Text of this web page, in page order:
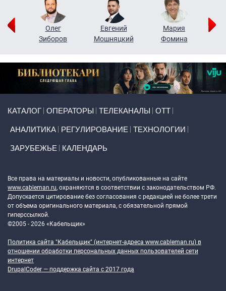
Олег
Зиборов
Евгений
Мошняцкий
Мария
Фомина
КАТАЛОГ ОПЕРАТОРЫ ТЕЛЕКАНАЛЫ ОТТ
АНАЛИТИКА РЕГУЛИРОВАНИЕ ТЕХНОЛОГИИ
ЗАРУБЕЖЬЕ КАЛЕНДАРЬ
Все права на материалы и новости, опубликованные на сайте
www.cableman.ru, охраняются в соответствии с законодательством РФ.
Допускается цитирование без согласования с редакцией не более трети
от объема оригинального материала, с обязательной прямой
гиперссылкой.
©2005 - 2026 «Кабельщик»
Политика сайта "Кабельщик" (интернет-адреса www.cableman.ru) в
отношении обработки персональных данных пользователей сети
интернет
DrupalCoder — поддержка сайта c 2017 года